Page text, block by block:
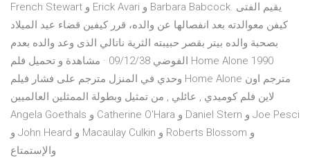
French Stewart و Erick Avari و Barbara Babcock. يقيم الفتى
كيفن معوالدته بعد انفصالها عن والده، قرر كيفين قضاء عيد الميلاد
بصحبة والده بيتر بقصر حبيبته الثرية ناتالي الذى وعد والده بعدم
الفوضي 09/12/38 · مشاهدة و تحميل فلم Home Alone 1990
وحدي في المنزل مترجم على فشار فيلم Home Alone مترجم اون
لاين فلم كوميدي , عائلي , من تمثيل وبطولة الممثلين العالميين
Angela Goethals و Catherine O'Hara و Daniel Stern و Joe Pesci
و John Heard و Macaulay Culkin و Roberts Blossom و
والإستمتاع